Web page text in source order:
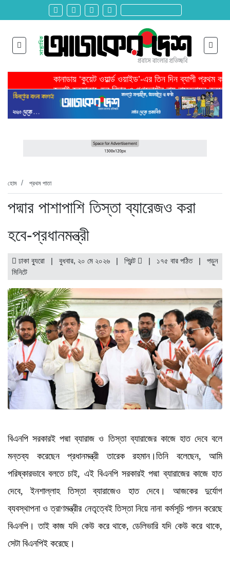
কানাডায় ‘কুয়েট ওয়ার্ল্ড ওয়াইড’-এর তিন দিন ব্যাপী প্রথম
জুলাই হত্যাকাণ্ডের বিচার ও গণভোটের রায় বাস্তবায়ন করতে
তরুণ উদ্ভাবক ও প্রযুক্তি উদ্যোক্তাদের পাশে থাকবে সরকার -
মাদরাসাকে অবহেলা করা শুরু মুজিব সরকারের আমল থেকে-
বাংলাদেশে এসে মার্কিন দূতের ভারতের হাইকমিশনারের সঙ্গে
হবিগঞ্জ ছাত্রদল সভাপতিসহ ১১ জনের বিরুদ্ধে এনসিপির
রাজনৈতিক লড়াইয়ে জিততে হলে সাংস্কৃতিক লড়াইয়ে জিততে
হোম প্রথম পাতা
পদ্মার পাশাপাশি তিস্তা ব্যারেজও করা
হবে-প্রধানমন্ত্রী
ঢাকা ব্যুরো | বুধবার, ২০ মে ২০২৬ | প্রিন্ট | ১৭৫ বার পঠিত
| পড়ুন
মিনিটে
বিএনপি সরকারই পদ্মা ব্যারাজ ও তিস্তা ব্যারাজের কাজে হাত দেবে বলে
মন্তব্য করেছেন প্রধানমন্ত্রী তারেক রহমান।তিনি বলেছেন, আমি
পরিষ্কারভাবে বলতে চাই, এই বিএনপি সরকারই পদ্মা ব্যারাজের কাজে হাত
দেবে, ইনশাল্লাহ তিস্তা ব্যারাজেও হাত দেবে। আজকের দুর্যোগ
ব্যবস্থাপনা ও ত্রাণমন্ত্রীর নেতৃত্বেই তিস্তা নিয়ে নানা কর্মসূচি পালন করেছে
বিএনপি। তাই কাজ যদি কেউ করে থাকে, ডেলিভারি যদি কেউ করে থাকে,
সেটা বিএনপিই করেছে।